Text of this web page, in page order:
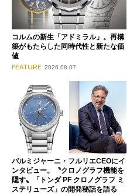
コルムの新生「アドミラル」。再構
築がもたらした同時代性と新たな価
値
FEATURE 2026.08.07
パルミジャーニ・フルリエCEOにイ
ンタビュー。〝クロノグラフ機能を
隠す〟「トンダ PF クロノグラフ ミ
ステリューズ」の開発秘話を語る